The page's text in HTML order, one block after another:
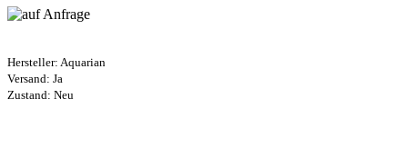
Hersteller: Aquarian
Versand: Ja
Zustand: Neu